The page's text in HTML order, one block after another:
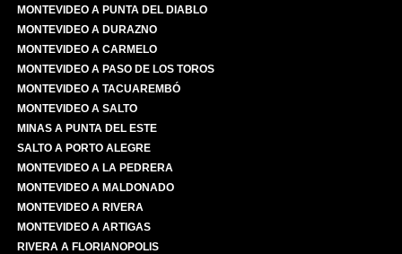
MONTEVIDEO A PUNTA DEL DIABLO
MONTEVIDEO A DURAZNO
MONTEVIDEO A CARMELO
MONTEVIDEO A PASO DE LOS TOROS
MONTEVIDEO A TACUAREMBÓ
MONTEVIDEO A SALTO
MINAS A PUNTA DEL ESTE
SALTO A PORTO ALEGRE
MONTEVIDEO A LA PEDRERA
MONTEVIDEO A MALDONADO
MONTEVIDEO A RIVERA
MONTEVIDEO A ARTIGAS
RIVERA A FLORIANOPOLIS